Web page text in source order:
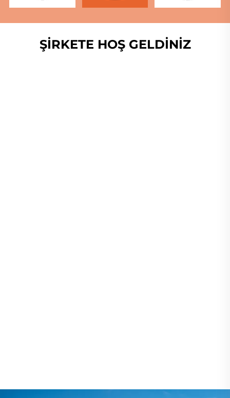
ŞİRKETE HOŞ GELDİNİZ